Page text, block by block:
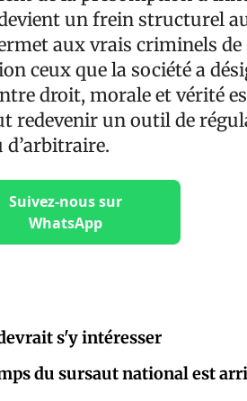
un frein structurel
aux vrais criminels de
ceux que la société a
droit, morale et vérité
redevenir un outil de
d’arbitraire.
Suivez-nous sur
WhatsApp
s'y intéresser
du sursaut national est